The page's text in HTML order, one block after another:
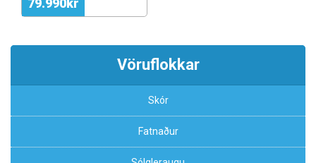
79.990kr
Vöruflokkar
Skór
Fatnaður